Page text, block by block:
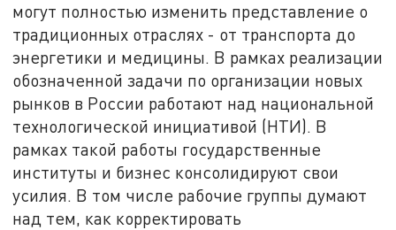
могут полностью изменить представление о
традиционных отраслях - от транспорта до
энергетики и медицины. В рамках реализации
обозначенной задачи по организации новых
рынков в России работают над национальной
технологической инициативой (НТИ). В
рамках такой работы государственные
институты и бизнес консолидируют свои
усилия. В том числе рабочие группы думают
над тем, как корректировать